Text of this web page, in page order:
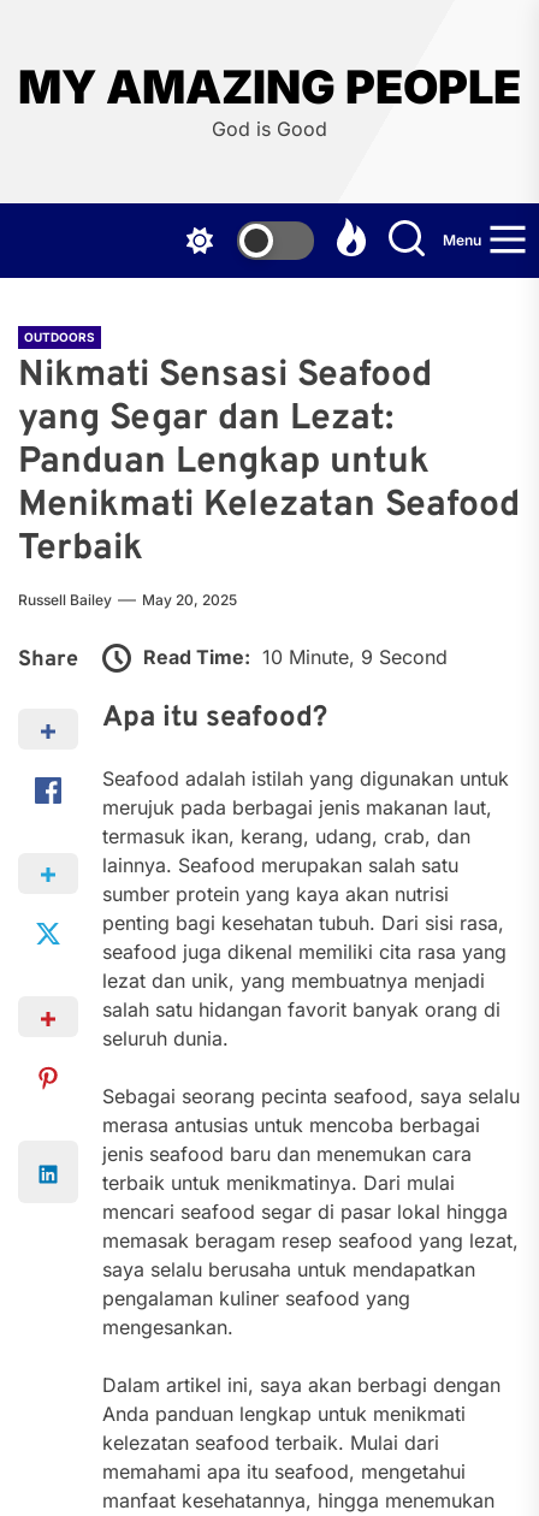
the
content
MY AMAZING PEOPLE
God is Good
Menu
OUTDOORS
Nikmati Sensasi Seafood
yang Segar dan Lezat:
Panduan Lengkap untuk
Menikmati Kelezatan Seafood
Terbaik
Russell Bailey May 20, 2025
Share Read Time: 10 Minute, 9 Second
Apa itu seafood?
Seafood adalah istilah yang digunakan untuk
merujuk pada berbagai jenis makanan laut,
termasuk ikan, kerang, udang, crab, dan
lainnya. Seafood merupakan salah satu
sumber protein yang kaya akan nutrisi
penting bagi kesehatan tubuh. Dari sisi rasa,
seafood juga dikenal memiliki cita rasa yang
lezat dan unik, yang membuatnya menjadi
salah satu hidangan favorit banyak orang di
seluruh dunia.
Sebagai seorang pecinta seafood, saya selalu
merasa antusias untuk mencoba berbagai
jenis seafood baru dan menemukan cara
terbaik untuk menikmatinya. Dari mulai
mencari seafood segar di pasar lokal hingga
memasak beragam resep seafood yang lezat,
saya selalu berusaha untuk mendapatkan
pengalaman kuliner seafood yang
mengesankan.
Dalam artikel ini, saya akan berbagi dengan
Anda panduan lengkap untuk menikmati
kelezatan seafood terbaik. Mulai dari
memahami apa itu seafood, mengetahui
manfaat kesehatannya, hingga menemukan